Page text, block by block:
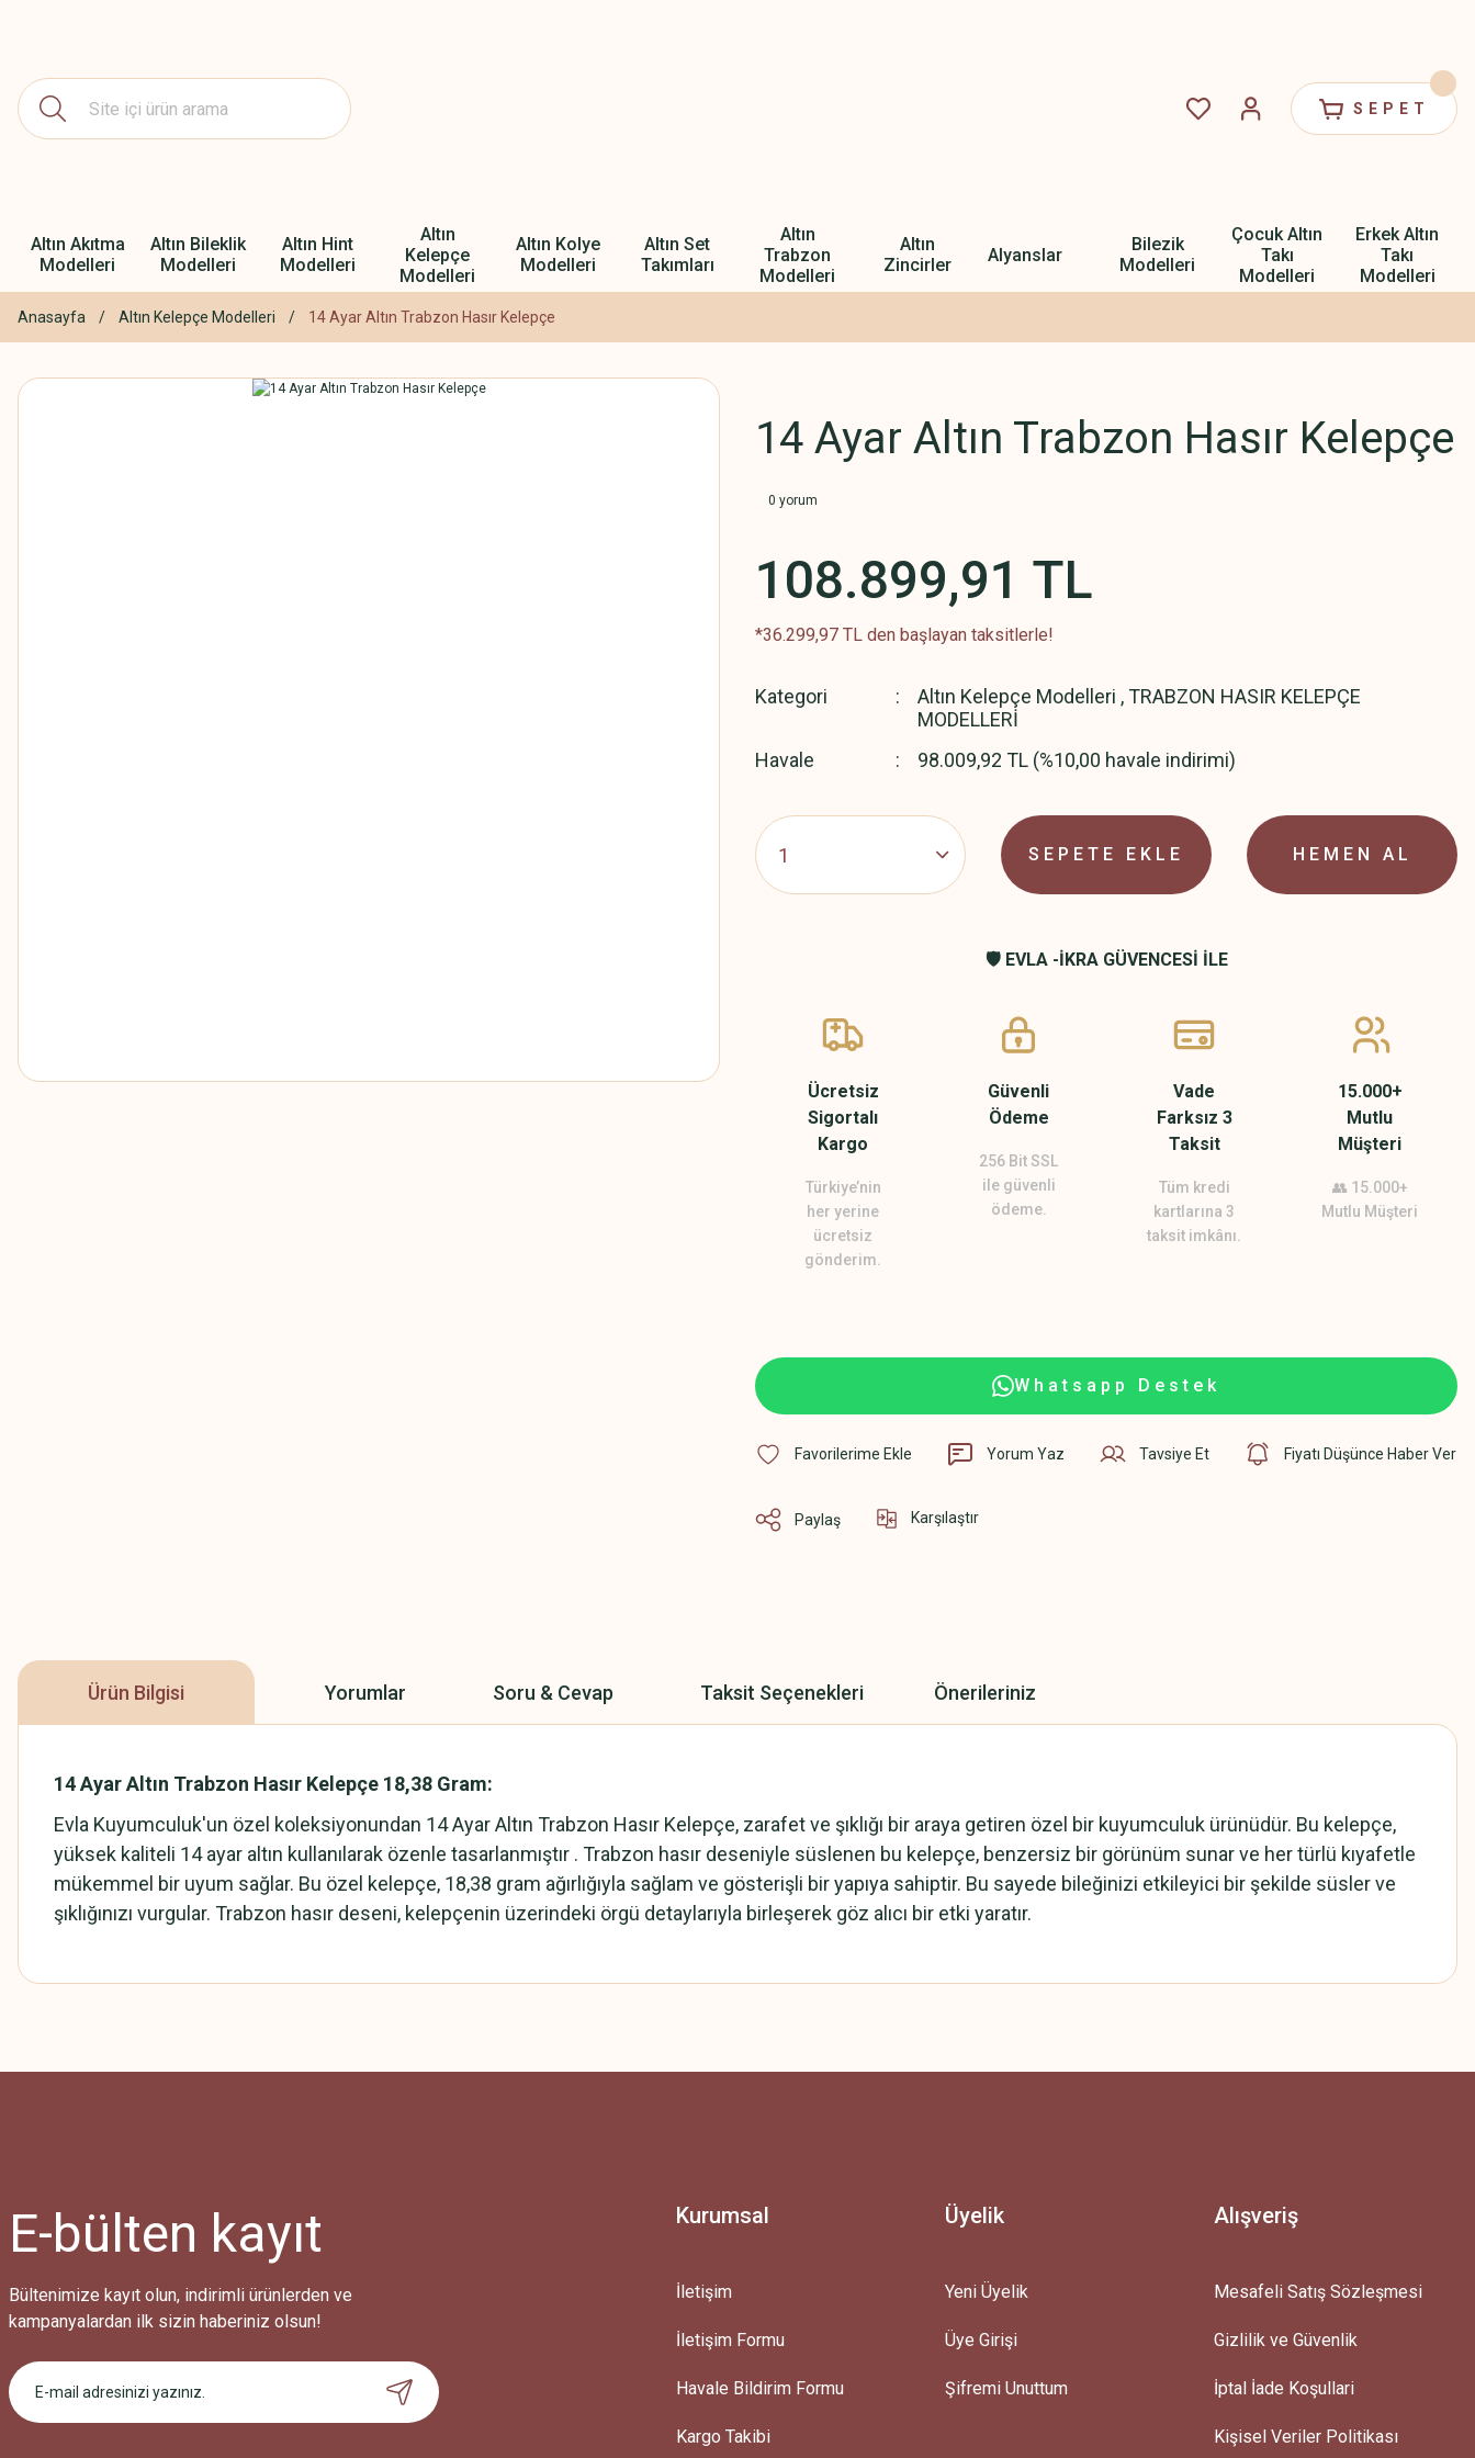
SEPET
Altın Akıtma
Modelleri
Altın Bileklik
Modelleri
Altın Hint
Modelleri
Altın
Kelepçe
Modelleri
Altın Kolye
Modelleri
Altın Set
Takımları
Altın
Trabzon
Modelleri
Altın
Zincirler
Alyanslar
Bilezik
Modelleri
Çocuk Altın
Takı
Modelleri
Erkek Altın
Takı
Modelleri
Anasayfa Altın Kelepçe Modelleri 14 Ayar Altın Trabzon Hasır Kelepçe
14 Ayar Altın Trabzon Hasır Kelepçe
0 yorum
108.899,91 TL
*36.299,97 TL den başlayan taksitlerle!
Kategori Altın Kelepçe Modelleri ,TRABZON HASIR KELEPÇE
MODELLERİ
Havale
98.009,92 TL (%10,00 havale indirimi)
SEPETE EKLE HEMEN AL
🛡️ EVLA -İKRA GÜVENCESİ İLE
Ücretsiz
Sigortalı
Kargo
Türkiye’nin
her yerine
ücretsiz
gönderim.
Güvenli
Ödeme
256 Bit SSL
ile güvenli
ödeme.
Vade
Farksız 3
Taksit
Tüm kredi
kartlarına 3
taksit imkânı.
15.000+
Mutlu
Müşteri
👥 15.000+
Mutlu Müşteri
Whatsapp Destek
Yorum Yaz Tavsiye Et Fiyatı Düşünce Haber Ver
Paylaş Karşılaştır
Ürün Bilgisi Yorumlar Soru & Cevap Taksit Seçenekleri Önerileriniz
14 Ayar Altın Trabzon Hasır Kelepçe 18,38 Gram:
Evla Kuyumculuk'un özel koleksiyonundan 14 Ayar Altın Trabzon Hasır Kelepçe, zarafet ve şıklığı bir araya getiren özel bir kuyumculuk ürünüdür. Bu kelepçe,
yüksek kaliteli 14 ayar altın kullanılarak özenle tasarlanmıştır . Trabzon hasır deseniyle süslenen bu kelepçe, benzersiz bir görünüm sunar ve her türlü kıyafetle
mükemmel bir uyum sağlar. Bu özel kelepçe, 18,38 gram ağırlığıyla sağlam ve gösterişli bir yapıya sahiptir. Bu sayede bileğinizi etkileyici bir şekilde süsler ve
şıklığınızı vurgular. Trabzon hasır deseni, kelepçenin üzerindeki örgü detaylarıyla birleşerek göz alıcı bir etki yaratır.
Bu ürüne ilk yorumu siz yapın!
Ürün hakkında henüz soru sorulmamış.
Bu ürüne benzer farklı alternatifler olmalı.
Gönder
E-bülten kayıt
Bültenimize kayıt olun, indirimli ürünlerden ve
kampanyalardan ilk sizin haberiniz olsun!
Kurumsal
İletişim
İletişim Formu
Havale Bildirim Formu
Kargo Takibi
Üyelik
Yeni Üyelik
Üye Girişi
Şifremi Unuttum
Alışveriş
Mesafeli Satış Sözleşmesi
Gizlilik ve Güvenlik
İptal İade Koşullari
Kişisel Veriler Politikası